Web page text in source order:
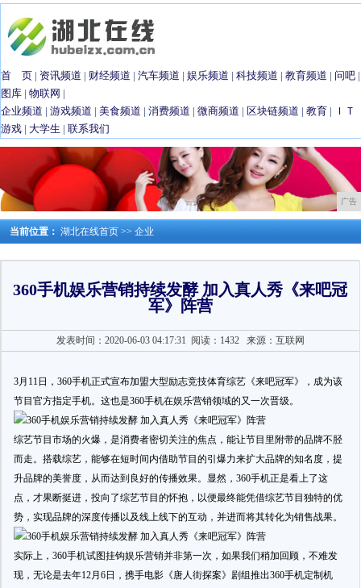
首 页 | 资讯频道 | 财经频道 | 汽车频道 | 娱乐频道 | 科技频道 | 教育频道 | 问吧 |
图库 | 物联网 |
企业频道 | 游戏频道 | 美食频道 | 消费频道 | 微商频道 | 区块链频道 | 教育 |
ＩＴ
游戏 | 大学生 | 联系我们
广告
当前位置： 湖北在线首页 >> 企业
360手机娱乐营销持续发酵 加入真人秀《来吧冠
军》阵营
发表时间：2020-06-03 04:17:31 阅读：1432来源：互联网
3月11日，360手机正式宣布加盟大型励志竞技体育综艺《来吧冠军》，成为该
节目官方指定手机。这也是360手机在娱乐营销领域的又一次晋级。
综艺节目市场的火爆，是消费者密切关注的焦点，能让节目里附带的品牌不胫
而走。搭载综艺，能够在短时间内借助节目的引爆力来扩大品牌的知名度，提
升品牌的美誉度，从而达到良好的传播效果。显然，360手机正是看上了这
点，才果断挺进，投向了综艺节目的怀抱，以便最终能凭借综艺节目独特的优
势，实现品牌的深度传播以及线上线下的互动，并进而将其转化为销售战果。
实际上，360手机试图挂钩娱乐营销并非第一次，如果我们稍加回顾，不难发
现，无论是去年12月6日，携手电影《唐人街探案》剧组推出360手机定制机